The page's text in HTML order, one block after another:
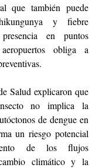
que también puede
y fiebre
en puntos
obliga a
Salud explicaron que
no implica la
de dengue en
un riesgo potencial
de los flujos
climático y la